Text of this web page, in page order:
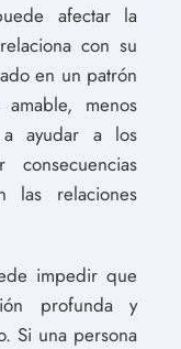
afectar la
con su
en un patrón
menos
a ayudar a los
las relaciones
impedir que
profunda y
Si una persona